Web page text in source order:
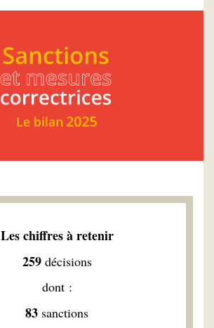
Les chiffres à retenir
259 décisions
dont :
83 sanctions